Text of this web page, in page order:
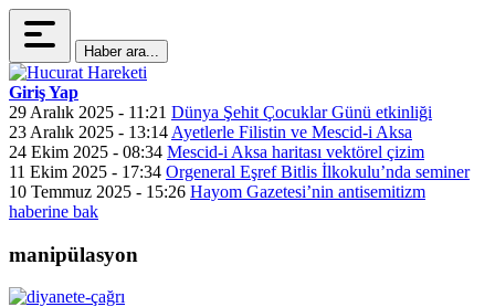
Haber ara...
Giriş Yap
29 Aralık 2025 - 11:21 Dünya Şehit Çocuklar Günü etkinliği
23 Aralık 2025 - 13:14 Ayetlerle Filistin ve Mescid-i Aksa
24 Ekim 2025 - 08:34 Mescid-i Aksa haritası vektörel çizim
11 Ekim 2025 - 17:34 Orgeneral Eşref Bitlis İlkokulu’nda seminer
10 Temmuz 2025 - 15:26 Hayom Gazetesi’nin antisemitizm
haberine bak
manipülasyon